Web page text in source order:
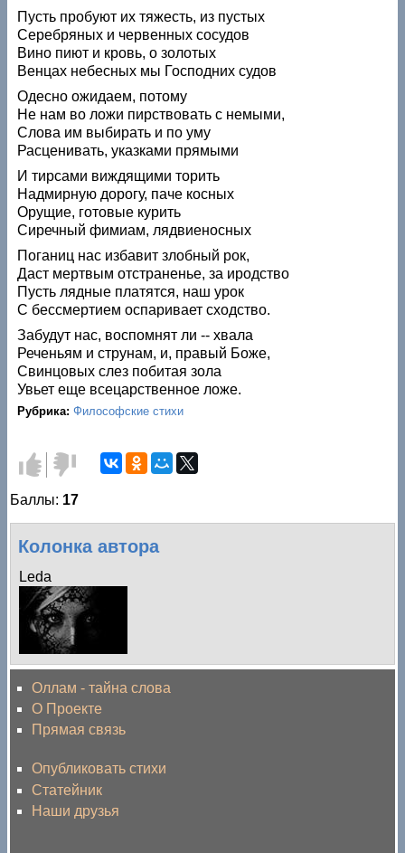
Пусть пробуют их тяжесть, из пустых
Серебряных и червенных сосудов
Вино пиют и кровь, о золотых
Венцах небесных мы Господних судов
Одесно ожидаем, потому
Не нам во ложи пирствовать с немыми,
Слова им выбирать и по уму
Расценивать, указками прямыми
И тирсами виждящими торить
Надмирную дорогу, паче косных
Орущие, готовые курить
Сиречный фимиам, лядвиеносных
Поганиц нас избавит злобный рок,
Даст мертвым отстраненье, за иродство
Пусть лядные платятся, наш урок
С бессмертием оспаривает сходство.
Забудут нас, воспомнят ли -- хвала
Реченьям и струнам, и, правый Боже,
Свинцовых слез побитая зола
Увьет еще всецарственное ложе.
Рубрика:Философские стихи
Голос
за!
Голос
против!
Баллы: 17
Колонка автора
Leda
Оллам - тайна слова
О Проекте
Прямая связь
Опубликовать стихи
Статейник
Наши друзья